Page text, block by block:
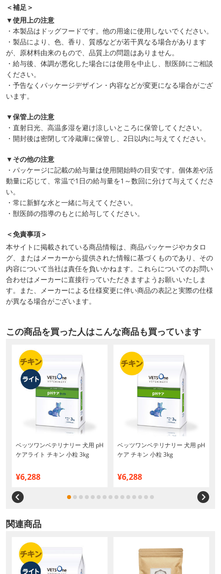
＜補足＞
▼使用上の注意
・本製品はドッグフードです。他の用途に使用しないでください。
・製品により、色、香り、質感などが若干異なる場合があります
が、原材料由来のもので、品質上の問題はありません。
・給与後、体調が悪化した場合には使用を中止し、獣医師にご相談
ください。
・予告なくパッケージデザイン・内容などが変更になる場合がござ
います。
▼保管上の注意
・直射日光、高温多湿を避け涼しいところに保管してください。
・開封後は密閉して冷蔵庫に保管し、2日以内に与えてください。
▼その他の注意
・パッケージに記載の給与量は使用開始時の目安です。個体差や活
動量に応じて、常温で1日の給与量を1～数回に分けて与えてくださ
い。
・常に新鮮な水と一緒に与えてください。
・獣医師の指導のもとに給与してください。
＜免責事項＞
本サイトに掲載されている商品情報は、商品パッケージやカタロ
グ、またはメーカーから提供された情報に基づくものであり、その
内容について当社は責任を負いかねます。これらについてのお問い
合わせはメーカーに直接行っていただきますようお願いいたしま
す。また、メーカーによる仕様変更に伴い商品の表記と実際の仕様
が異なる場合がございます。
この商品を買った人はこんな商品も買っています
ベッツワンベテリナリー 犬用 pH
ケアライト チキン 小粒 3kg
¥6,288
ベッツワンベテリナリー 犬用 pH
ケア チキン 小粒 3kg
¥6,288
関連商品